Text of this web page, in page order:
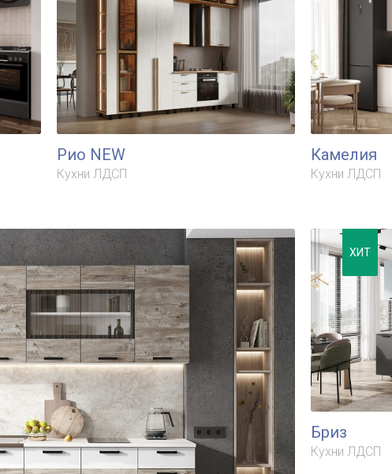
Рио NEW
Кухни ЛДСП
Камелия
Кухни ЛДСП
ХИТ
Бриз
Кухни ЛДСП